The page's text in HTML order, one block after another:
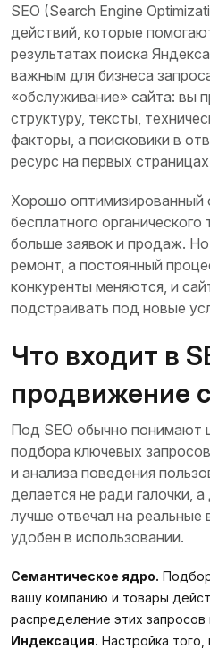
SEO (Search Engine
действий, которые
результатах поиска
важным для бизнеса
«обслуживание» сайта: вы
структуру, тексты,
факторы, а поисковики в
ресурс на первых
Хорошо оптимизированный
бесплатного
больше заявок и продаж.
ремонт, а постоянный
конкуренты меняются, и
подстраивать под новые
Что входит в
продвижение
Под SEO обычно понимают
подбора ключевых
и анализа поведения
делается не ради галочки,
лучше отвечал на
удобен в использовании.
Семантическое ядро.
вашу компанию и товары
распределение этих запросов
Индексация. Настройка